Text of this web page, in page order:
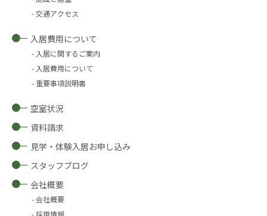
交通アクセス
入居費用について
入居に関するご案内
入居費用について
重要事項説明書
空室状況
資料請求
見学・体験入居お申し込み
スタッフブログ
会社概要
会社概要